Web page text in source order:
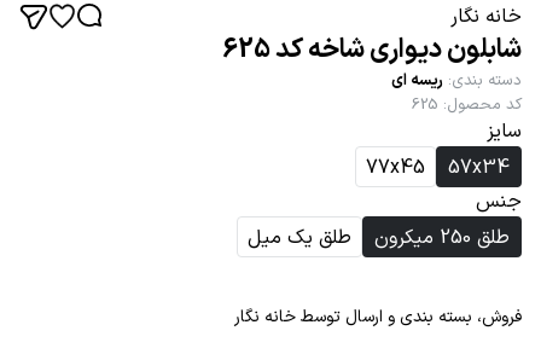
خانه نگار
شابلون دیواری شاخه کد 625
دسته بندی: ریسه ای
کد محصول:
625
سایز
57x34
77x45
جنس
طلق 250 میکرون
طلق یک میل
فروش، بسته بندی و ارسال توسط خانه نگار